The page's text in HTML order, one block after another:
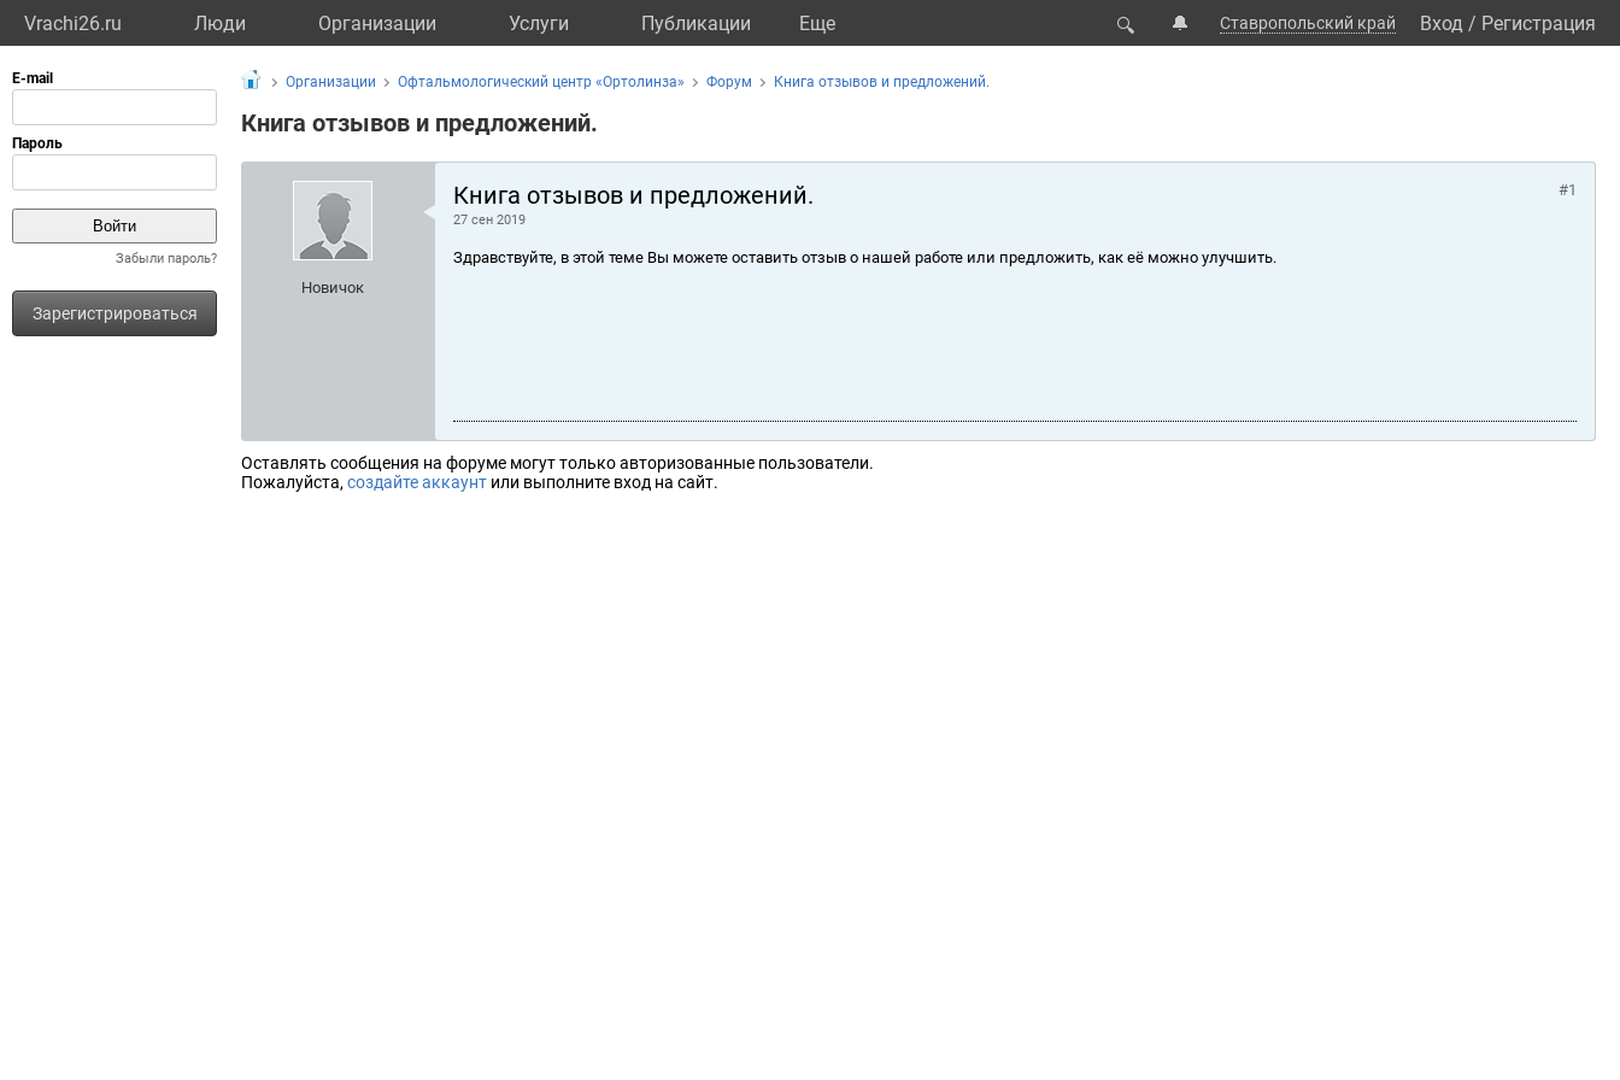
Vrachi26.ru Люди Организации Услуги Публикации Eще 🔍 🔔 Ставропольский край Вход / Регистрация
Забыли пароль?
Зарегистрироваться
Организации Офтальмологический центр «Ортолинза» Форум Книга отзывов и предложений.
Книга отзывов и предложений.
Новичок
Книга отзывов и предложений.
27 сен 2019
#1
Здравствуйте, в этой теме Вы можете оставить отзыв о нашей работе или предложить, как её можно улучшить.
Оставлять сообщения на форуме могут только авторизованные пользователи.
Пожалуйста, создайте аккаунт или выполните вход на сайт.